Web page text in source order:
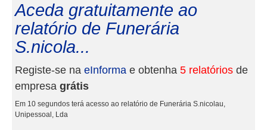
Aceda gratuitamente ao
relatório de Funerária
S.nicola...
Registe-se na eInforma e obtenha 5 relatórios de
empresa grátis
Em 10 segundos terá acesso ao relatório de Funerária S.nicolau,
Unipessoal, Lda